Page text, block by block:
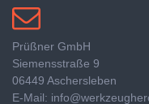
Prüßner GmbH
Siemensstraße 9
06449 Aschersleben
E-Mail: